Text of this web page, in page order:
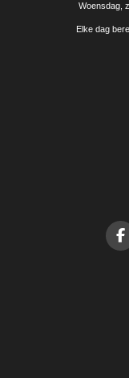
Woensdag,
Elke dag
F
a